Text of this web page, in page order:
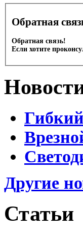
Обратная
Обратная связь!
Если хотите
Другие
Статьи